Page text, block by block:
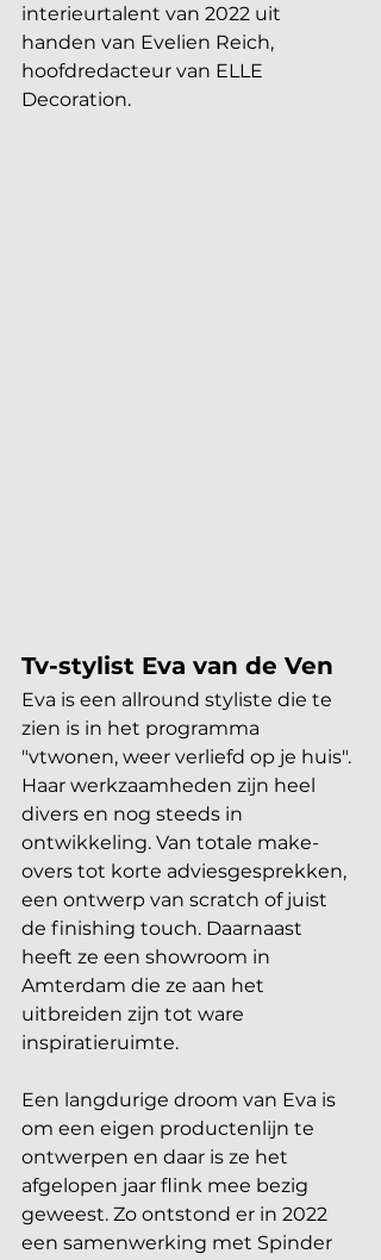
interieurtalent van 2022 uit
handen van Evelien Reich,
hoofdredacteur van ELLE
Decoration.
Tv-stylist Eva van de Ven
Eva is een allround styliste die te
zien is in het programma
"vtwonen, weer verliefd op je huis".
Haar werkzaamheden zijn heel
divers en nog steeds in
ontwikkeling. Van totale make-
overs tot korte adviesgesprekken,
een ontwerp van scratch of juist
de finishing touch. Daarnaast
heeft ze een showroom in
Amterdam die ze aan het
uitbreiden zijn tot ware
inspiratieruimte.
Een langdurige droom van Eva is
om een eigen productenlijn te
ontwerpen en daar is ze het
afgelopen jaar flink mee bezig
geweest. Zo ontstond er in 2022
een samenwerking met Spinder